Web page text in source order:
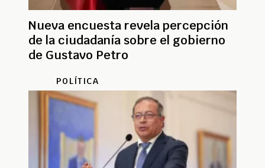
Nueva encuesta revela percepción
de la ciudadanía sobre el gobierno
de Gustavo Petro
POLÍTICA